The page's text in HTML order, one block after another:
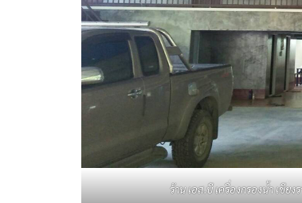
ร้าน เอส.บี เครื่องกรองน้ำ เชีย